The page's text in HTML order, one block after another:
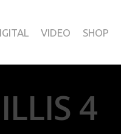
VIDEO SHOP
4